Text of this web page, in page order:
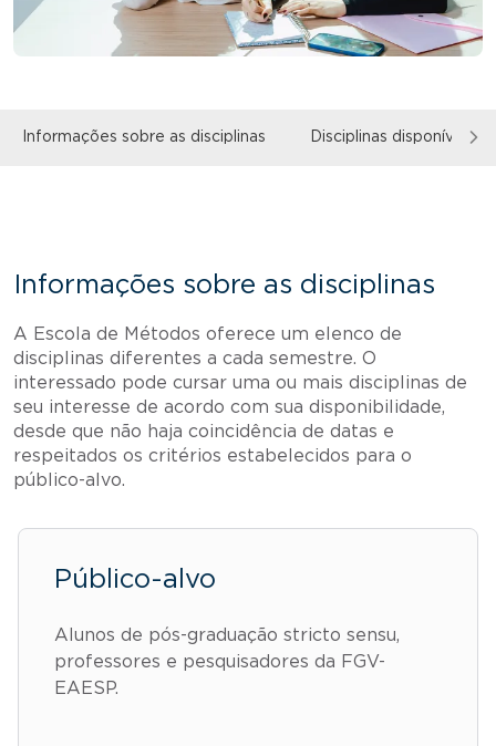
Informações sobre as disciplinas Disciplinas disponíveis
Informações sobre as disciplinas
A Escola de Métodos oferece um elenco de
disciplinas diferentes a cada semestre. O
interessado pode cursar uma ou mais disciplinas de
seu interesse de acordo com sua disponibilidade,
desde que não haja coincidência de datas e
respeitados os critérios estabelecidos para o
público-alvo.
Público-alvo
Alunos de pós-graduação stricto sensu,
professores e pesquisadores da FGV-
EAESP.